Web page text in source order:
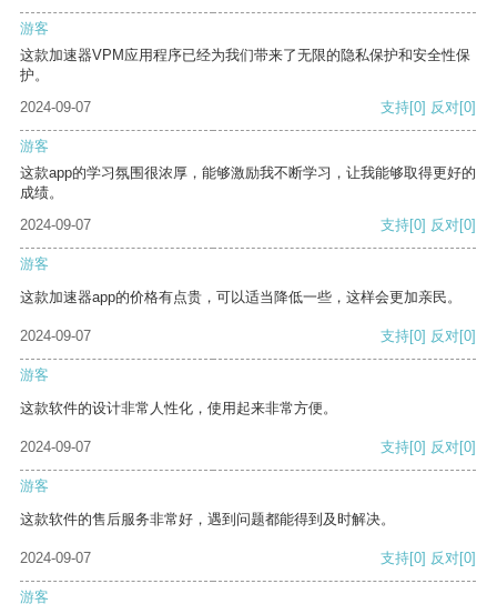
游客
这款加速器VPM应用程序已经为我们带来了无限的隐私保护和安全性保
护。
2024-09-07
支持[0] 反对[0]
游客
这款app的学习氛围很浓厚，能够激励我不断学习，让我能够取得更好的
成绩。
2024-09-07
支持[0] 反对[0]
游客
这款加速器app的价格有点贵，可以适当降低一些，这样会更加亲民。
2024-09-07 支持[0] 反对[0]
游客
这款软件的设计非常人性化，使用起来非常方便。
2024-09-07 支持[0] 反对[0]
游客
这款软件的售后服务非常好，遇到问题都能得到及时解决。
2024-09-07 支持[0] 反对[0]
游客